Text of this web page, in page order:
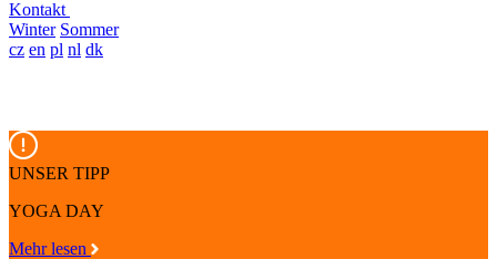
Kontakt
Winter Sommer
cz en pl nl dk
UNSER TIPP
YOGA DAY
Mehr lesen